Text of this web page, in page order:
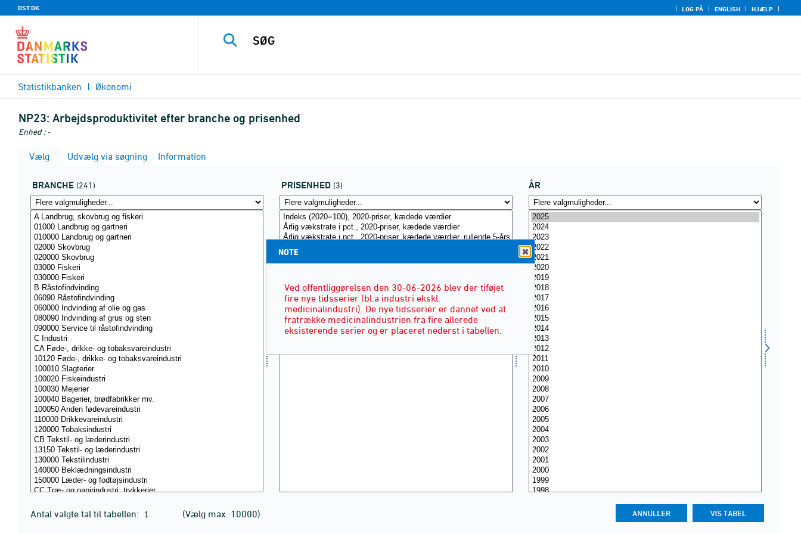
DST.DK LOG PÅ ENGLISH HJÆLP
Statistikbanken Økonomi
NP23: Arbejdsproduktivitet efter branche og prisenhed
Enhed : -
Vælg Udvælg via søgning Information
BRANCHE (241) PRISENHED (3) ÅR
Antal valgte tal til tabellen: (Vælg max. 10000)
NOTE
Ved offentliggørelsen den 30-06-2026 blev der tiføjet
fire nye tidsserier (bl.a industri ekskl.
medicinalindustri). De nye tidsserier er dannet ved at
fratrække medicinalindustrien fra fire allerede
eksisterende serier og er placeret nederst i tabellen.